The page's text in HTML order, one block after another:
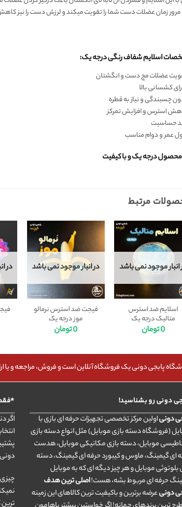
مرور زمان عضلات دست شما را تقویت میکند و لرزش دست را نیز
اسلایم شفاف رنگی درجه یک:
عضلات مچ دست و انگشتان
کشسانی بالا
چسبندگی و نیاز به قطره
استرس و افزایش تمرکز
حساسیت
عمر و دوام مناسب
محصول درجه یک و با کیفیت
مرتبط
انبار موجود نمی باشد
اسلایم ضد استرس
متالیک درجه یک
0تومان
در انبار موجود نمی باشد
فیجت ضد استرس نرمالو
موز درجه یک
0تومان
در
پابجی دونی یک فروشگاه آنلاین است و فروش، مراجعه و یا
دونی رو بشناسید!
دونیاولین مرکز تخصصی تجهیزات حرفه ای بازی با
(فروشگاه دسته بازی موبایل) مثل انواع دسته بازی
موبایل، دسته بازی مکانیکی موبایل، هدست
ای گیمینگ، ماوس و کیبورد حرفه ای گیمینگ، دسته
بلوتوثی موبایل و هر چیز دیگه ای که به موبایل
حرفه ای مربوط بشه، هست!اصلی ترین هدف
دونیعرضه برترین و باکیفیت ترین کالاهای این زمینه